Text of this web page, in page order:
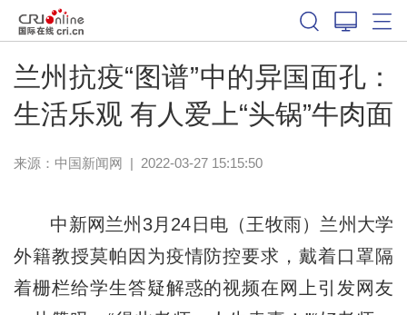
兰州抗疫“图谱”中的异国面孔：
生活乐观 有人爱上“头锅”牛肉面
来源： 中国新闻网 | 2022-03-27 15:15:50
中新网兰州3月24日电（王牧雨）兰州大学
外籍教授莫帕因为疫情防控要求，戴着口罩隔
着栅栏给学生答疑解惑的视频在网上引发网友